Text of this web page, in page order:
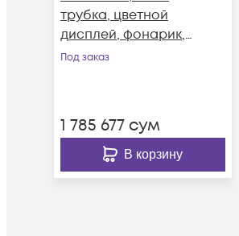
трубка, цветной
дисплей, фонарик,
HD звук, IP65,
Под заказ
1 785 677 сум
В корзину